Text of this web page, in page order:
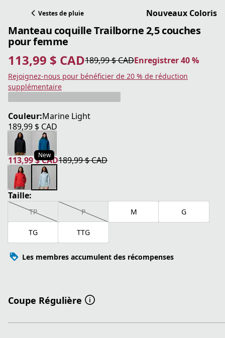
Vestes de pluie Nouveaux Coloris
Manteau coquille Trailborne 2,5 couches
pour femme
113,99 $ CAD
prix actuel 113,99 $ CAD189,99 $ CAD
prix original 189,99 $ CAD Enregistrer 40 %
Enregistrer 40 %
Rejoignez-nous pour bénéficier de 20 % de réduction
supplémentaire
Couleur:Marine Light
189,99 $ CAD
prix actuel 189,99 $ CAD
New
113,99 $ CAD
prix actuel 113,99 $ CAD
189,99 $ CAD
prix original 189,99 $ CAD
Taille:
TP P M G
TG TTG
Les membres accumulent des récompenses
Coupe Régulière